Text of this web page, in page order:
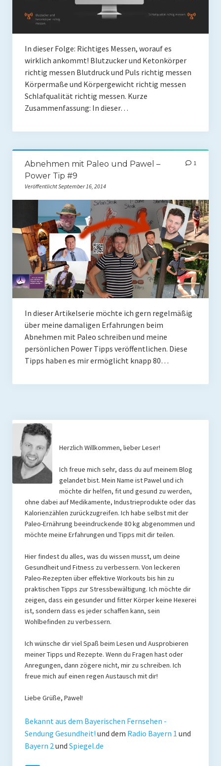
Gemüse
Getränke und Smoothies
Hauptgerichte
Innereien
Kosmetik
Snacks
Shop
Ebooks To Go
Videos
Podcasts
Reviews
Rezension
Gastautor werden
Paleo Gehirn-Pflege Guide
Gehirn-Pflege Kochbuch
Paleo Bücher kaufen
Pawel M. Konefal
Publikationen
Presse
Redner
Kontakt
Impressum
Datenschutzerklärung
In dieser Folge: Richtiges Messen, worauf es
wirklich ankommt! Blutzucker und Ketonkörper
richtig messen Blutdruck und Puls richtig messen
Körpermaße und Körpergewicht richtig messen
Schlafqualität richtig messen. Kurze
Zusammenfassung: In dieser…
Abnehmen mit Paleo und Pawel –
Power Tip #9
Veröffentlicht September 16, 2014
1
In dieser Artikelserie möchte ich gern regelmäßig
über meine damaligen Erfahrungen beim
Abnehmen mit Paleo schreiben und meine
persönlichen Power Tipps veröffentlichen. Diese
Tipps haben es mir ermöglicht knapp 80…
Herzlich Willkommen, lieber Leser!
Ich freue mich sehr, dass du auf meinem Blog
gelandet bist. Mein Name ist Pawel und ich
möchte dir helfen, fit und gesund zu werden,
ohne dabei auf Medikamente, Industrieprodukte oder das
Kalorienzählen zurückzugreifen. Ich habe selbst mit der
Paleo-Ernährung beeindruckende 80 kg abgenommen und
möchte meine Erfahrungen und Tipps mit dir teilen.
Hier findest du alles, was du wissen musst, um deine
Gesundheit und Fitness zu verbessern. Von leckeren
Paleo-Rezepten über effektive Workouts bis hin zu
praktischen Tipps zur Stressbewältigung. Ich möchte dir
zeigen, dass ein gesunder und fitter Körper keine Hexerei
ist, sondern dass es jeder schaffen kann, sein
Wohlbefinden zu verbessern.
Ich wünsche dir viel Spaß beim Lesen und Ausprobieren
meiner Tipps und Rezepte. Wenn du Fragen hast oder
Anregungen, dann zögere nicht, mir zu schreiben. Ich
freue mich auf einen regen Austausch mit dir!
Liebe Grüße, Pawel!
Bekannt aus dem Bayerischen Fernsehen -
Sendung Gesundheit! und dem Radio Bayern 1 und
Bayern 2und Spiegel.de